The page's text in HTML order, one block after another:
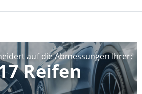
auf die Abmessungen Ihrer:
Reifen